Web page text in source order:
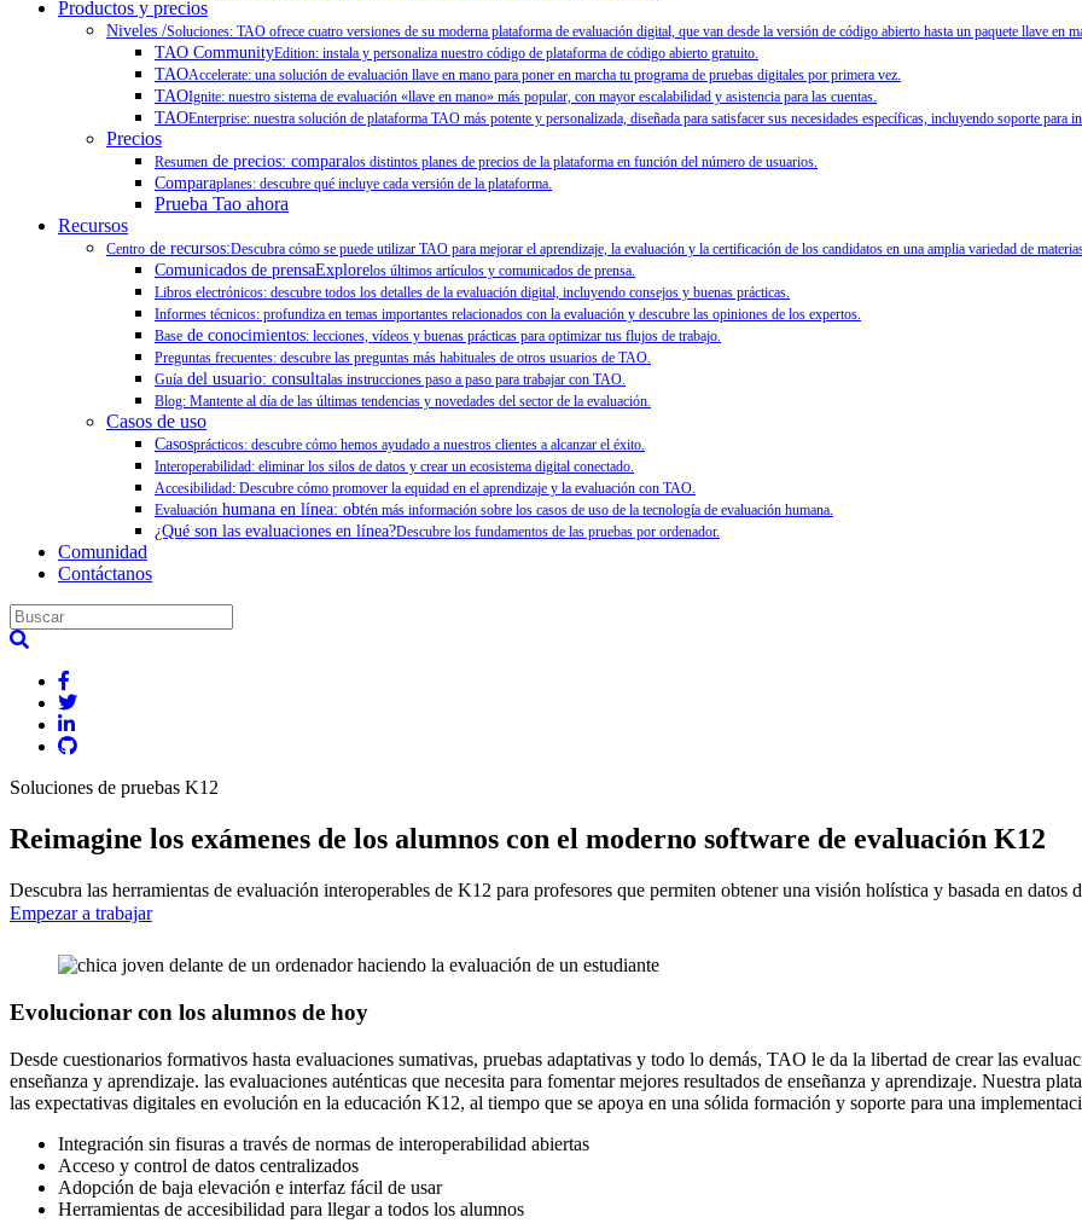
Productos y precios
Niveles /Soluciones: TAO ofrece cuatro versiones de su moderna plataforma de evaluación digital, que van desde la versión de código abierto hasta un paquete llave en
TAO CommunityEdition: instala y personaliza nuestro código de plataforma de código abierto gratuito.
TAOAccelerate: una solución de evaluación llave en mano para poner en marcha tu programa de pruebas digitales por primera vez.
TAOIgnite: nuestro sistema de evaluación «llave en mano» más popular, con mayor escalabilidad y asistencia para las cuentas.
TAOEnterprise: nuestra solución de plataforma TAO más potente y personalizada, diseñada para satisfacer sus necesidades específicas, incluyendo soporte para
Precios
Resumen de precios: comparalos distintos planes de precios de la plataforma en función del número de usuarios.
Comparaplanes: descubre qué incluye cada versión de la plataforma.
Prueba Tao ahora
Recursos
Centro de recursos:Descubra cómo se puede utilizar TAO para mejorar el aprendizaje, la evaluación y la certificación de los candidatos en una amplia variedad de
Comunicados de prensaExplorelos últimos artículos y comunicados de prensa.
Libros electrónicos: descubre todos los detalles de la evaluación digital, incluyendo consejos y buenas prácticas.
Informes técnicos: profundiza en temas importantes relacionados con la evaluación y descubre las opiniones de los expertos.
Base de conocimientos: lecciones, vídeos y buenas prácticas para optimizar tus flujos de trabajo.
Preguntas frecuentes: descubre las preguntas más habituales de otros usuarios de TAO.
Guía del usuario: consultalas instrucciones paso a paso para trabajar con TAO.
Blog: Mantente al día de las últimas tendencias y novedades del sector de la evaluación.
Casos de uso
Casosprácticos: descubre cómo hemos ayudado a nuestros clientes a alcanzar el éxito.
Interoperabilidad: eliminar los silos de datos y crear un ecosistema digital conectado.
Accesibilidad: Descubre cómo promover la equidad en el aprendizaje y la evaluación con TAO.
Evaluación humana en línea: obtén más información sobre los casos de uso de la tecnología de evaluación humana.
¿Qué son las evaluaciones en línea?Descubre los fundamentos de las pruebas por ordenador.
Comunidad
Contáctanos
Soluciones de pruebas K12
Reimagine los exámenes de los alumnos con el moderno software de evaluación K12
Descubra las herramientas de evaluación interoperables de K12 para profesores que permiten obtener una visión holística y basada en datos
Empezar a trabajar
Evolucionar con los alumnos de hoy
Desde cuestionarios formativos hasta evaluaciones sumativas, pruebas adaptativas y todo lo demás, TAO le da la libertad de crear las
enseñanza y aprendizaje. las evaluaciones auténticas que necesita para fomentar mejores resultados de enseñanza y aprendizaje. Nuestra
las expectativas digitales en evolución en la educación K12, al tiempo que se apoya en una sólida formación y soporte para una
Integración sin fisuras a través de normas de interoperabilidad abiertas
Acceso y control de datos centralizados
Adopción de baja elevación e interfaz fácil de usar
Herramientas de accesibilidad para llegar a todos los alumnos